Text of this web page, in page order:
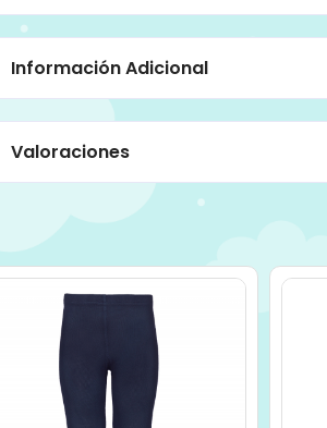
Información Adicional
Valoraciones